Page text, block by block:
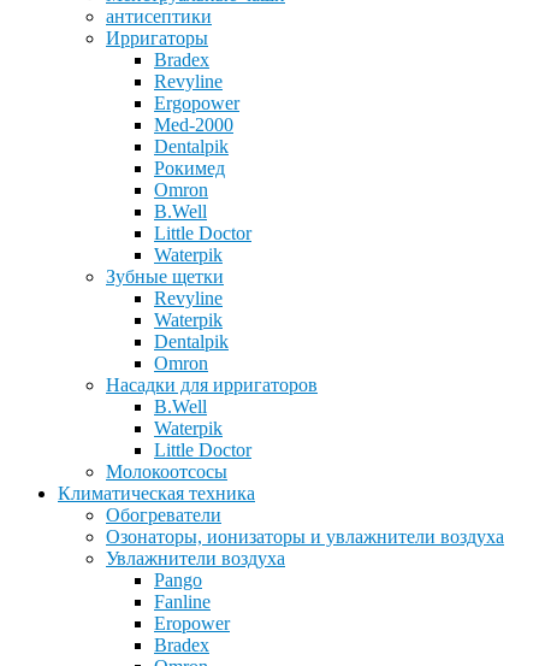
антисептики
Ирригаторы
Bradex
Revyline
Ergopower
Med-2000
Dentalpik
Рокимед
Omron
B.Well
Little Doctor
Waterpik
Зубные щетки
Revyline
Waterpik
Dentalpik
Omron
Насадки для ирригаторов
B.Well
Waterpik
Little Doctor
Молокоотсосы
Климатическая техника
Обогреватели
Озонаторы, ионизаторы и увлажнители воздуха
Увлажнители воздуха
Pango
Fanline
Eropower
Bradex